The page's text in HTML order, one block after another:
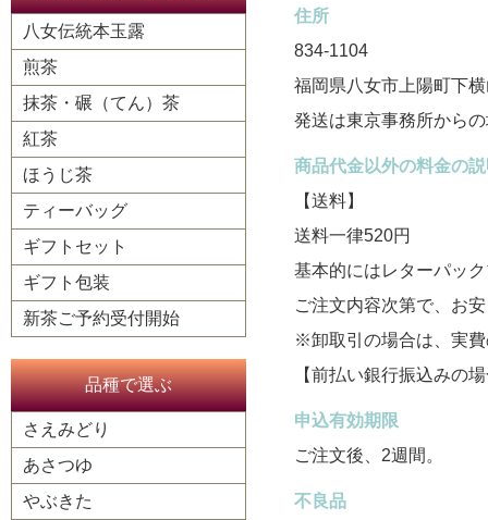
住所
834-1104
福岡県八女市上陽町下
発送は東京事務所から
商品代金以外の料金の
【送料】
送料一律520円
基本的にはレターパッ
ご注文内容次第で、お
※卸取引の場合は、実
【前払い銀行振込みの
申込有効期限
ご注文後、2週間。
不良品
八女伝統本玉露
煎茶
抹茶・碾（てん）茶
紅茶
ほうじ茶
ティーバッグ
ギフトセット
ギフト包装
新茶ご予約受付開始
品種で選ぶ
さえみどり
あさつゆ
やぶきた